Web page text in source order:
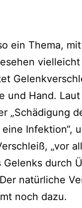
ein Thema,
und Hand.
„Schädigung
Infektion“,
„vor
Gelenks durch
natür­li­che
noch dazu.